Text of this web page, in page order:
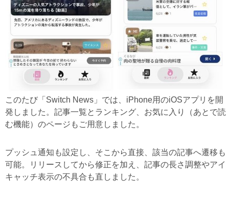
このたび「Switch News」では、iPhone用のiOSアプリを開
発しました。記事一覧とランキング、お気に入り（あとで読
む機能）のページもご用意しました。
プッシュ通知も設定し、そこから直接、該当の記事へ遷移も
可能。リリースしてから修正を加え、記事の長さ調整やアイ
キャッチ表示の不具合も直しました。